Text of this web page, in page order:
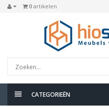
0 artikelen
CATEGORIEËN